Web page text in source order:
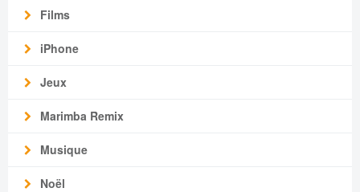
Films
iPhone
Jeux
Marimba Remix
Musique
Noël